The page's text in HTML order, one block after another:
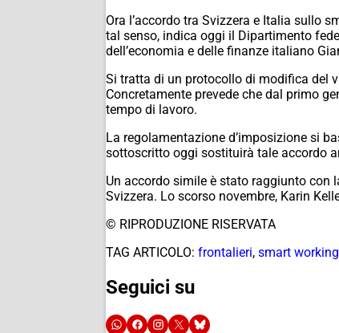
Ora l’accordo tra Svizzera e Italia sullo
tal senso, indica oggi il Dipartimento
dell’economia e delle finanze italiano
Si tratta di un protocollo di modifica del
Concretamente prevede che dal primo
tempo di lavoro.
La regolamentazione d’imposizione si
sottoscritto oggi sostituirà tale accordo
Un accordo simile è stato raggiunto con
Svizzera. Lo scorso novembre, Karin
© RIPRODUZIONE RISERVATA
TAG ARTICOLO: frontalieri, smart working
Seguici su